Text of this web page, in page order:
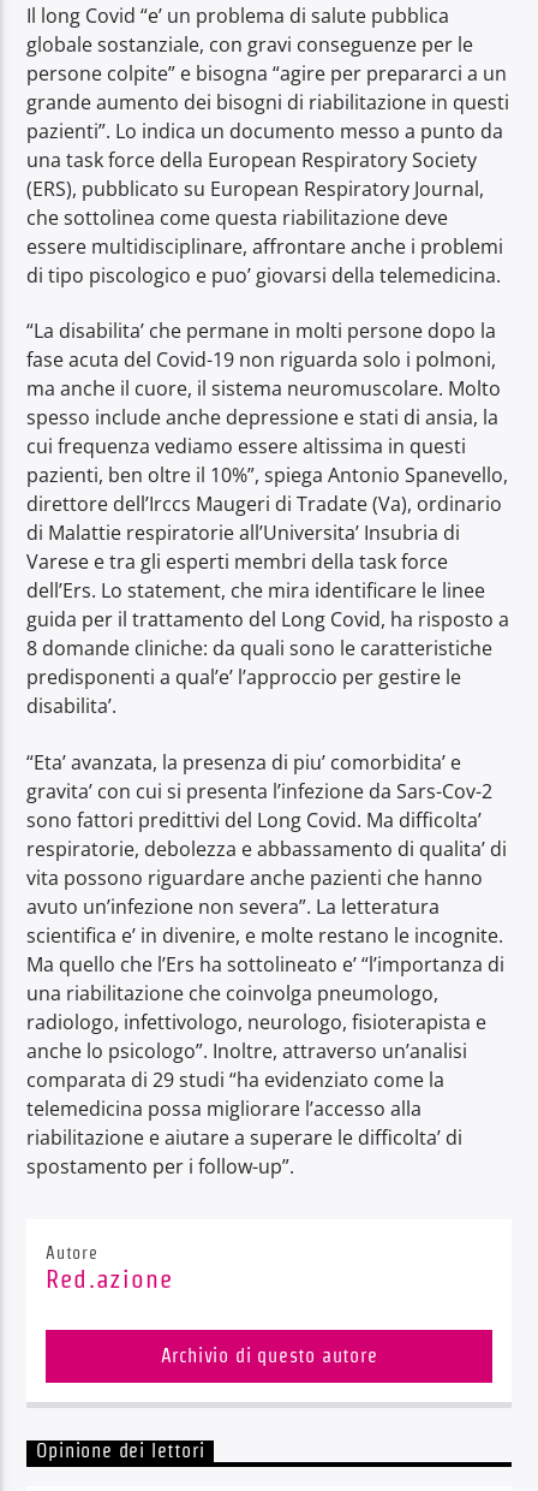
Radio Dolomiti
Il long Covid “e’ un problema di salute pubblica
globale sostanziale, con gravi conseguenze per le
persone colpite” e bisogna “agire per prepararci a un
grande aumento dei bisogni di riabilitazione in questi
pazienti”. Lo indica un documento messo a punto da
una task force della European Respiratory Society
(ERS), pubblicato su European Respiratory Journal,
che sottolinea come questa riabilitazione deve
essere multidisciplinare, affrontare anche i problemi
di tipo piscologico e puo’ giovarsi della telemedicina.
“La disabilita’ che permane in molti persone dopo la
fase acuta del Covid-19 non riguarda solo i polmoni,
ma anche il cuore, il sistema neuromuscolare. Molto
spesso include anche depressione e stati di ansia, la
cui frequenza vediamo essere altissima in questi
pazienti, ben oltre il 10%”, spiega Antonio Spanevello,
direttore dell’Irccs Maugeri di Tradate (Va), ordinario
di Malattie respiratorie all’Universita’ Insubria di
Varese e tra gli esperti membri della task force
dell’Ers. Lo statement, che mira identificare le linee
guida per il trattamento del Long Covid, ha risposto a
8 domande cliniche: da quali sono le caratteristiche
predisponenti a qual’e’ l’approccio per gestire le
disabilita’.
“Eta’ avanzata, la presenza di piu’ comorbidita’ e
gravita’ con cui si presenta l’infezione da Sars-Cov-2
sono fattori predittivi del Long Covid. Ma difficolta’
respiratorie, debolezza e abbassamento di qualita’ di
vita possono riguardare anche pazienti che hanno
avuto un’infezione non severa”. La letteratura
scientifica e’ in divenire, e molte restano le incognite.
Ma quello che l’Ers ha sottolineato e’ “l’importanza di
una riabilitazione che coinvolga pneumologo,
radiologo, infettivologo, neurologo, fisioterapista e
anche lo psicologo”. Inoltre, attraverso un’analisi
comparata di 29 studi “ha evidenziato come la
telemedicina possa migliorare l’accesso alla
riabilitazione e aiutare a superare le difficolta’ di
spostamento per i follow-up”.
Autore
Red.azione
Archivio di questo autore
Opinione dei lettori